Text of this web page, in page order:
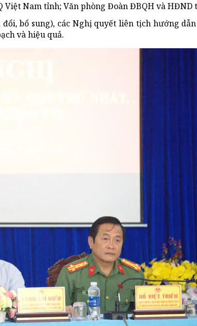
Việt Nam tỉnh; Văn phòng Đoàn ĐBQH và
bổ sung), các Nghị quyết liên tịch hướng
và hiệu quả.